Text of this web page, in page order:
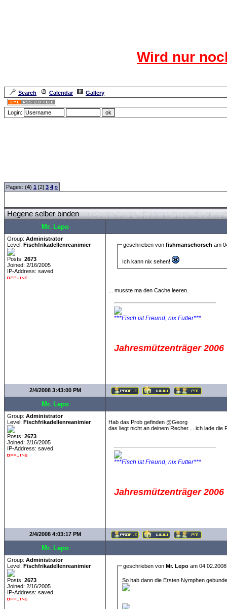
Wird nur
Search Calendar
Gallery
Login:
Pages: (4) 1 [2] 3 4 »
Hegene selber binden
Mr. Lepo
Group: Administrator
Level: Fischfrikadellenreanimier
Posts: 2673
Joined: 2/16/2005
IP-Address: saved
geschrieben vonfishmanschorsch am
Ich kann nix sehen!
... musste ma den Cache leeren.
***Fisch ist Freund, nix Futter***
Jahresmützenträger 2006
2/4/2008 3:43:00 PM
Mr. Lepo
Group: Administrator
Level: Fischfrikadellenreanimier
Posts: 2673
Joined: 2/16/2005
IP-Address: saved
Hab das Prob gefinden @Georg
das liegt nicht an deinem Recher.... ich lade
***Fisch ist Freund, nix Futter***
Jahresmützenträger 2006
2/4/2008 4:03:17 PM
Mr. Lepo
Group: Administrator
Level: Fischfrikadellenreanimier
Posts: 2673
Joined: 2/16/2005
IP-Address: saved
geschrieben vonMr. Lepo am
So hab dann die Ersten Nymphen